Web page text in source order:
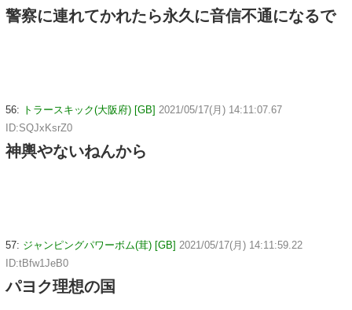
警察に連れてかれたら永久に音信不通になるで
56: トラースキック(大阪府) [GB] 2021/05/17(月) 14:11:07.67
ID:SQJxKsrZ0
神輿やないねんから
57: ジャンピングパワーボム(茸) [GB] 2021/05/17(月) 14:11:59.22
ID:tBfw1JeB0
パヨク理想の国